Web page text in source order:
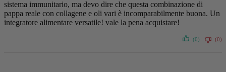
sistema immunitario, ma devo dire che questa combinazione di
pappa reale con collagene e oli vari è incomparabilmente buona. Un
integratore alimentare versatile! vale la pena acquistare!
(0) (0)